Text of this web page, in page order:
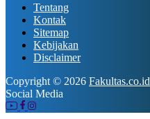
Tentang
Kontak
Sitemap
Kebijakan
Disclaimer
Copyright © 2026 Fakultas.co.id
Social Media